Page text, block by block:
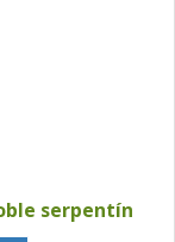
serpentín